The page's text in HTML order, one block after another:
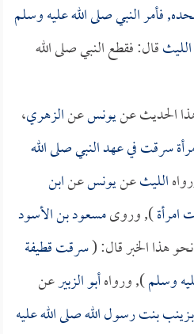
فأمر النبي صلى الله عليه وسلم
الليثقال: فقطع النبي صلى الله
الحديث عنيونسعنالزهري،
سرقت في عهد النبي صلى الله
الليثعنيونسعنابن
امرأة), وروىمسعود بن الأسود
هذا الخبر قال: (سرقت قطيفة
وسلم), ورواهأبو الزبيرعن
بنت رسول الله صلى الله عليه